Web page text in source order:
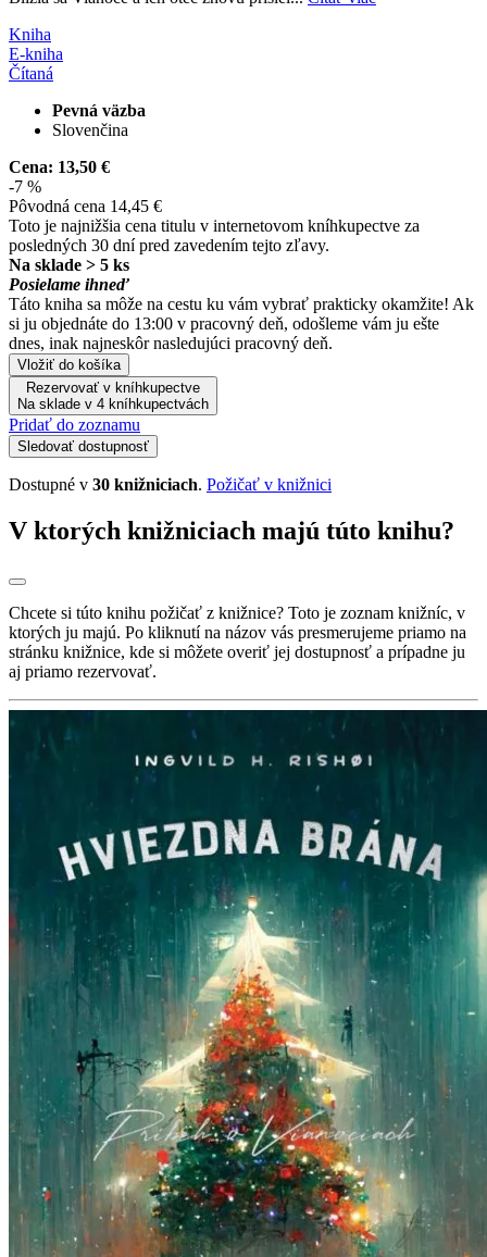
Kniha
E-kniha
Čítaná
Pevná väzba
Slovenčina
Cena: 13,50 €
-7 %
Pôvodná cena 14,45 €
Toto je najnižšia cena titulu v internetovom kníhkupectve za
posledných 30 dní pred zavedením tejto zľavy.
Na sklade > 5 ks
Posielame ihneď
Táto kniha sa môže na cestu ku vám vybrať prakticky okamžite! Ak
si ju objednáte do 13:00 v pracovný deň, odošleme vám ju ešte
dnes, inak najneskôr nasledujúci pracovný deň.
Vložiť do košíka
Rezervovať v kníhkupectve
Na sklade v 4 kníhkupectvách
Pridať do zoznamu
Sledovať dostupnosť
Dostupné v 30 knižniciach. Požičať v knižnici
V ktorých knižniciach majú túto knihu?
Chcete si túto knihu požičať z knižnice? Toto je zoznam knižníc, v
ktorých ju majú. Po kliknutí na názov vás presmerujeme priamo na
stránku knižnice, kde si môžete overiť jej dostupnosť a prípadne ju
aj priamo rezervovať.